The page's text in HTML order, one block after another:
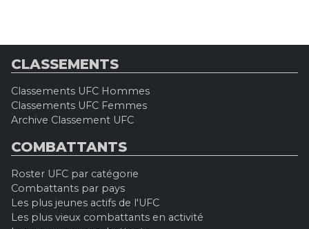
CLASSEMENTS
Classements UFC Hommes
Classements UFC Femmes
Archive Classement UFC
COMBATTANTS
Roster UFC par catégorie
Combattants par pays
Les plus jeunes actifs de l'UFC
Les plus vieux combattants en activité